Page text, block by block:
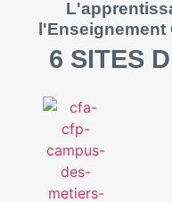
l'Enseignement
6 SITES